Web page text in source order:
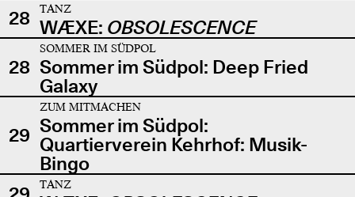
28
TANZ
WÆXE: OBSOLESCENCE
28
SOMMER IM SÜDPOL
Sommer im Südpol: Deep Fried
Galaxy
29
ZUM MITMACHEN
Sommer im Südpol:
Quartierverein Kehrhof: Musik-
Bingo
TANZ